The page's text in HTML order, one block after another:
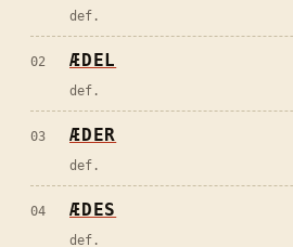
def.
02 ÆDEL
def.
03 ÆDER
def.
04 ÆDES
def.